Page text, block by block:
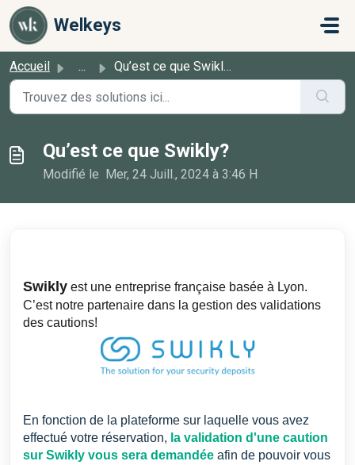
Passer au contenu principal
Welkeys
Accueil ... Qu’est ce que Swikly?
Qu’est ce que Swikly?
Modifié le Mer, 24 Juill., 2024 à 3:46 H
Swikly est une entreprise française basée à Lyon.
C’est notre partenaire dans la gestion des validations
des cautions!
En fonction de la plateforme sur laquelle vous avez
effectué votre réservation, la validation d'une caution
sur Swikly vous sera demandée afin de pouvoir vous